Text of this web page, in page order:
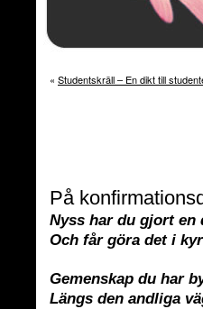
« Studentskräll – En dikt till
På
Nyss har du gjort en
Och får göra det i
Gemenskap du har
Längs den andliga